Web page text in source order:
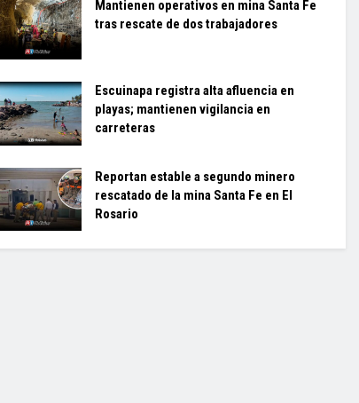
Mantienen operativos en mina Santa Fe
tras rescate de dos trabajadores
Escuinapa registra alta afluencia en
playas; mantienen vigilancia en
carreteras
Reportan estable a segundo minero
rescatado de la mina Santa Fe en El
Rosario